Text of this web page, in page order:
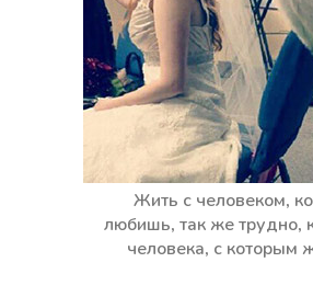
Жить с человеком,
любишь, так же трудно,
человека, с которым